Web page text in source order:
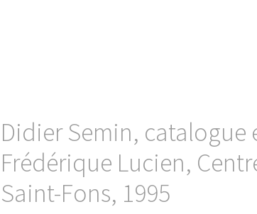
Didier Semin, catalogue
Frédérique Lucien,
Saint-Fons, 1995